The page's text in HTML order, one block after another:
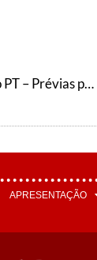
Em defesa da democracia no PT – Prévias para a militância falar e decidir
APRESENTAÇÃO